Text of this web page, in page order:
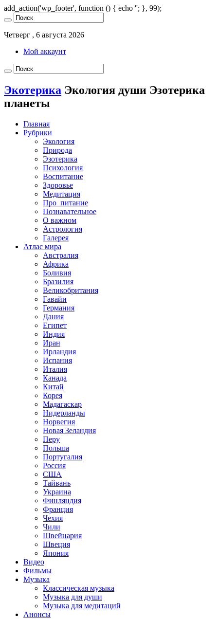
add_action('wp_footer', function () { echo ''; }, 99);
Четверг , 6 августа 2026
Мой аккаунт
Экотерика Экология души Эзотерика
планеты
Главная
Рубрики
Экология
Природа
Эзотерика
Психология
Воспитание
Здоровье
Медитация
Про_питание
Познавательное
О важном
Астрология
Галерея
Атлас мира
Австралия
Африка
Боливия
Бразилия
Великобритания
Гавайи
Германия
Дания
Египет
Индия
Иран
Ирландия
Испания
Италия
Канада
Китай
Корея
Мадагаскар
Нидерланды
Норвегия
Новая Зеландия
Перу
Польша
Португалия
Россия
США
Тайвань
Украина
Финляндия
Франция
Чехия
Чили
Швейцария
Швеция
Япония
Видео
Фильмы
Музыка
Классическая музыка
Музыка для души
Музыка для медитаций
Анонсы